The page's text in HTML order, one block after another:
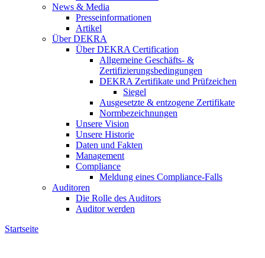
News & Media
Presseinformationen
Artikel
Über DEKRA
Über DEKRA Certification
Allgemeine Geschäfts- &
Zertifizierungsbedingungen
DEKRA Zertifikate und Prüfzeichen
Siegel
Ausgesetzte & entzogene Zertifikate
Normbezeichnungen
Unsere Vision
Unsere Historie
Daten und Fakten
Management
Compliance
Meldung eines Compliance-Falls
Auditoren
Die Rolle des Auditors
Auditor werden
Startseite